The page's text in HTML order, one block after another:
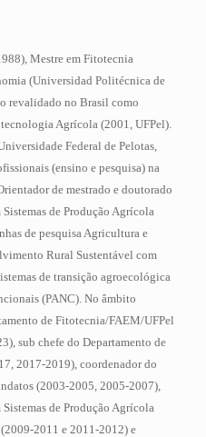
Mestre em Fitotecnia
(Universidad Politécnica de
revalidado no Brasil como
Agrícola (2001, UFPel).
Federal de Pelotas,
(ensino e pesquisa) na
de mestrado e doutorado
Sistemas de Produção Agrícola
de pesquisa Agricultura e
Rural Sustentável com
de transição agroecológica
(PANC). No âmbito
de Fitotecnia/FAEM/UFPel
sub chefe do Departamento de
2017-2019), coordenador do
(2003-2005, 2005-2007),
Sistemas de Produção Agrícola
2011 e 2011-2012) e